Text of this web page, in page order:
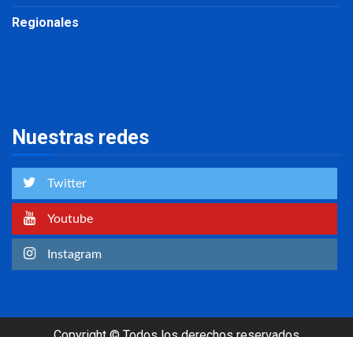
Regionales
Nuestras redes
Twitter
Youtube
Instagram